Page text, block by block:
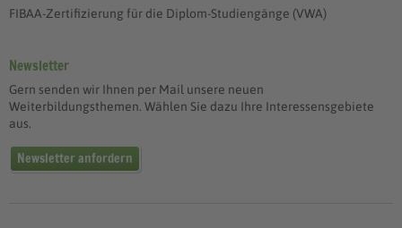
FIBAA-Zertifizierung für die Diplom-Studiengänge (VWA)
Newsletter
Gern senden wir Ihnen per Mail unsere neuen
Weiterbildungsthemen. Wählen Sie dazu Ihre Interessensgebiete
aus.
Newsletter anfordern